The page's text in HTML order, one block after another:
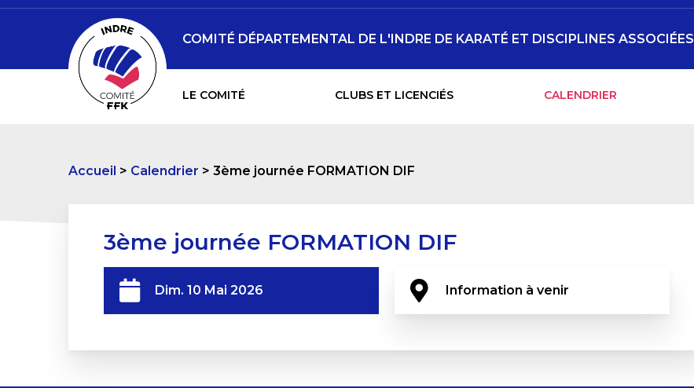
LE COMITÉ CLUBS ET LICENCIÉS CALENDRIER
COMITÉ DÉPARTEMENTAL DE L'INDRE DE KARATÉ ET DISCIPLINES ASSOCIÉES
Accueil Calendrier 3ème journée FORMATION DIF
3ème journée FORMATION DIF
Dim. 10 Mai 2026 Information à venir